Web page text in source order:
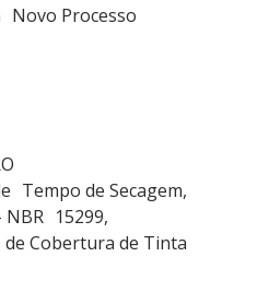
Novo Processo
Tempo de Secagem,
15299,
Cobertura de Tinta